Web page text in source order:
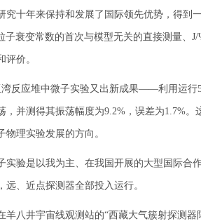
十年来保持和发展了国际领先优势，得到
子衰变常数的首次与模型无关的直接测量、
评价。
堆中微子实验又出新成果——利用运行55
，并测得其振荡幅度为9.2%，误差为1.7%
物理实验发展的方向。
是以我为主、在我国开展的大型国际合
远、近点探测器全部投入运行。
井宇宙线观测站的“西藏大气簇射探测器